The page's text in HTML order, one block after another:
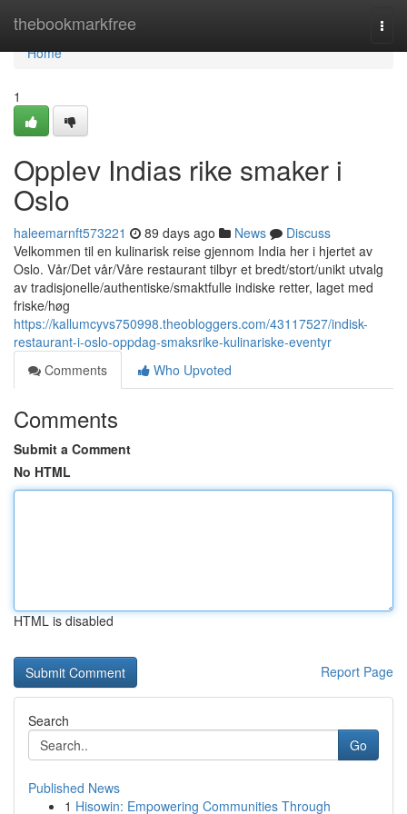
thebookmarkfree
Home
Home
1
Opplev Indias rike smaker i
Oslo
haleemarnft573221 89 days ago News
Discuss
Velkommen til en kulinarisk reise gjennom India her i hjertet av
Oslo. Vår/Det vår/Våre restaurant tilbyr et bredt/stort/unikt utvalg
av tradisjonelle/authentiske/smaktfulle indiske retter, laget med
friske/høg
https://kallumcyvs750998.theobloggers.com/43117527/indisk-
restaurant-i-oslo-oppdag-smaksrike-kulinariske-eventyr
Comments
Who Upvoted
Comments
Submit a Comment
No HTML
HTML is disabled
Report Page
Search
Go
Published News
1 Hisowin: Empowering Communities Through